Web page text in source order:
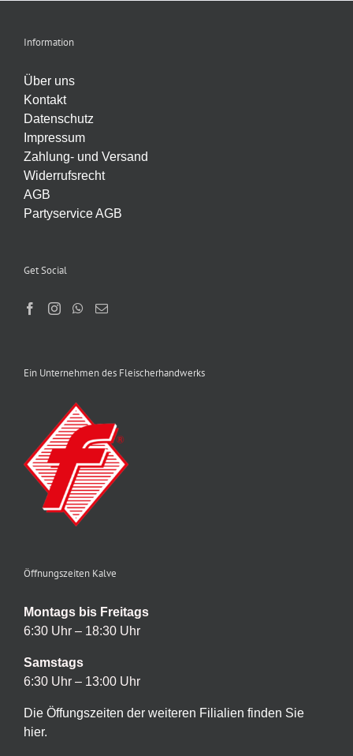
Information
Über uns
Kontakt
Datenschutz
Impressum
Zahlung- und Versand
Widerrufsrecht
AGB
Partyservice AGB
Get Social
Ein Unternehmen des Fleischerhandwerks
Öffnungszeiten Kalve
Montags bis Freitags
6:30 Uhr – 18:30 Uhr
Samstags
6:30 Uhr – 13:00 Uhr
Die Öffungszeiten der weiteren Filialien finden Sie
hier.